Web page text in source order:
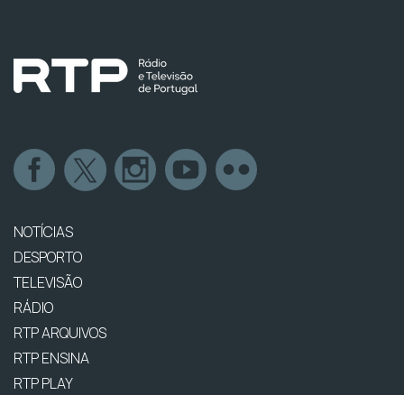
NOTÍCIAS
DESPORTO
TELEVISÃO
RÁDIO
RTP ARQUIVOS
RTP ENSINA
RTP PLAY